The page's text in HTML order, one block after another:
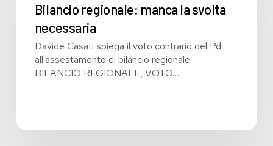
svoltaBilancio regionale: manca la svolta
necessaria
Davide Casati spiega il voto contrario del Pd
all'assestamento di bilancio regionale
BILANCIO REGIONALE, VOTO…